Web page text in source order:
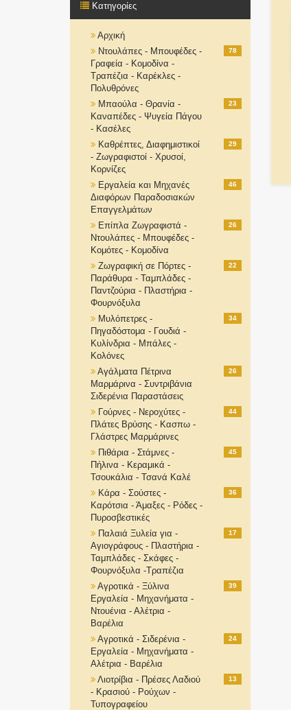
Κατηγορίες
Αρχική
Ντουλάπες - Μπουφέδες -
Γραφεία - Κομοδίνα -
Τραπέζια - Καρέκλες -
Πολυθρόνες
78
Μπαούλα - Θρανία -
Καναπέδες - Ψυγεία Πάγου
- Κασέλες
23
Καθρέπτες, Διαφημιστικοί
- Ζωγραφιστοί - Χρυσοί,
Κορνίζες
29
Εργαλεία και Μηχανές
Διαφόρων Παραδοσιακών
Επαγγελμάτων
46
Επίπλα Ζωγραφιστά -
Ντουλάπες - Μπουφέδες -
Κομότες - Κομοδίνα
26
Ζωγραφική σε Πόρτες -
Παράθυρα - Ταμπλάδες -
Παντζούρια - Πλαστήρια -
Φουρνόξυλα
22
Μυλόπετρες -
Πηγαδόστομα - Γουδιά -
Κυλίνδρια - Μπάλες -
Κολόνες
34
Αγάλματα Πέτρινα
Μαρμάρινα - Συντριβάνια
Σιδερένια Παραστάσεις
26
Γούρνες - Νεροχύτες -
Πλάτες Βρύσης - Κασπω -
Γλάστρες Μαρμάρινες
44
Πιθάρια - Στάμνες -
Πήλινα - Κεραμικά -
Τσουκάλια - Τσανά Καλέ
45
Κάρα - Σούστες -
Καρότσια - Άμαξες - Ρόδες -
Πυροσβεστικές
36
Παλαιά Ξυλεία για -
Αγιογράφους - Πλαστήρια -
Ταμπλάδες - Σκάφες -
Φουρνόξυλα -Τραπέζια
17
Αγροτικά - Ξύλινα
Εργαλεία - Μηχανήματα -
Ντουένια - Αλέτρια -
Βαρέλια
39
Αγροτικά - Σιδερένια -
Εργαλεία - Μηχανήματα -
Αλέτρια - Βαρέλια
24
Λιοτρίβια - Πρέσες Λαδιού
- Κρασιού - Ρούχων -
Τυπογραφείου
13